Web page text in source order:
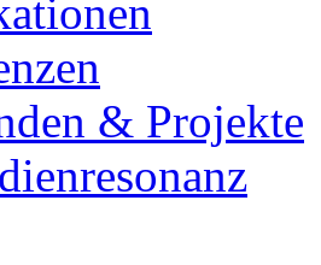
& Projekte